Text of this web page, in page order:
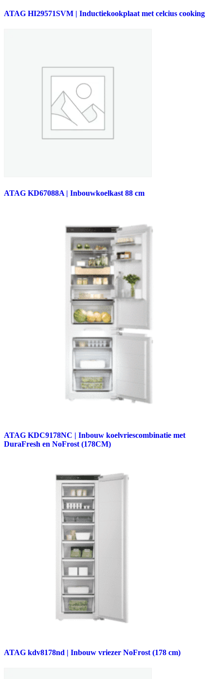
ATAG HI29571SVM | Inductiekookplaat met celcius cooking
ATAG KD67088A | Inbouwkoelkast 88 cm
ATAG KDC9178NC | Inbouw koelvriescombinatie met
DuraFresh en NoFrost (178CM)
ATAG kdv8178nd | Inbouw vriezer NoFrost (178 cm)